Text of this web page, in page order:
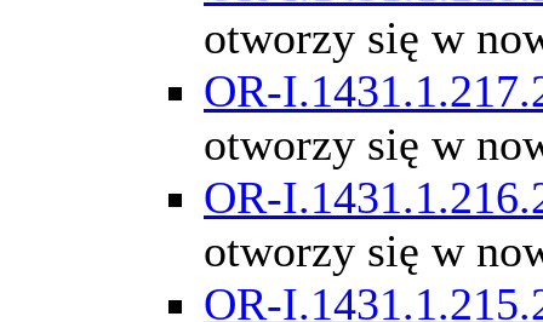
otworzy się w
OR-
otworzy się w
OR-
otworzy się w
OR-